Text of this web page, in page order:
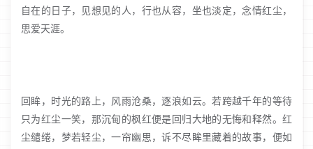
自在的日子，见想见的人，行也从容，坐也淡定，念情红尘，
思爱天涯。
回眸，时光的路上，风雨沧桑，逐浪如云。若跨越千年的等待
只为红尘一笑，那沉甸的枫红便是回归大地的无悔和释然。红
尘缱绻，梦若轻尘，一帘幽思，诉不尽眸里藏着的故事，便如